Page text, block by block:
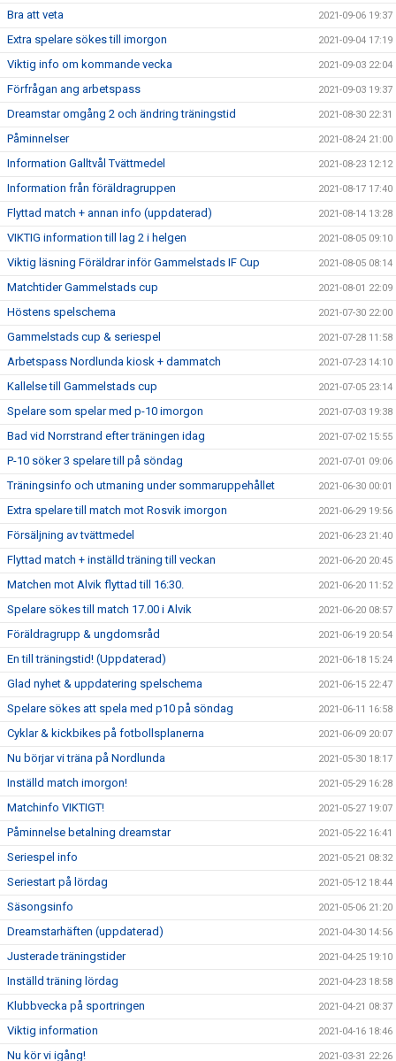
Bra att veta 2021-09-06 19:37
Extra spelare sökes till imorgon 2021-09-04 17:19
Viktig info om kommande vecka 2021-09-03 22:04
Förfrågan ang arbetspass 2021-09-03 19:37
Dreamstar omgång 2 och ändring träningstid 2021-08-30 22:31
Påminnelser 2021-08-24 21:00
Information Galltvål Tvättmedel 2021-08-23 12:12
Information från föräldragruppen 2021-08-17 17:40
Flyttad match + annan info (uppdaterad) 2021-08-14 13:28
VIKTIG information till lag 2 i helgen 2021-08-05 09:10
Viktig läsning Föräldrar inför Gammelstads IF Cup 2021-08-05 08:14
Matchtider Gammelstads cup 2021-08-01 22:09
Höstens spelschema 2021-07-30 22:00
Gammelstads cup & seriespel 2021-07-28 11:58
Arbetspass Nordlunda kiosk + dammatch 2021-07-23 14:10
Kallelse till Gammelstads cup 2021-07-05 23:14
Spelare som spelar med p-10 imorgon 2021-07-03 19:38
Bad vid Norrstrand efter träningen idag 2021-07-02 15:55
P-10 söker 3 spelare till på söndag 2021-07-01 09:06
Träningsinfo och utmaning under sommaruppehållet 2021-06-30 00:01
Extra spelare till match mot Rosvik imorgon 2021-06-29 19:56
Försäljning av tvättmedel 2021-06-23 21:40
Flyttad match + inställd träning till veckan 2021-06-20 20:45
Matchen mot Alvik flyttad till 16:30. 2021-06-20 11:52
Spelare sökes till match 17.00 i Alvik 2021-06-20 08:57
Föräldragrupp & ungdomsråd 2021-06-19 20:54
En till träningstid! (Uppdaterad) 2021-06-18 15:24
Glad nyhet & uppdatering spelschema 2021-06-15 22:47
Spelare sökes att spela med p10 på söndag 2021-06-11 16:58
Cyklar & kickbikes på fotbollsplanerna 2021-06-09 20:07
Nu börjar vi träna på Nordlunda 2021-05-30 18:17
Inställd match imorgon! 2021-05-29 16:28
Matchinfo VIKTIGT! 2021-05-27 19:07
Påminnelse betalning dreamstar 2021-05-22 16:41
Seriespel info 2021-05-21 08:32
Seriestart på lördag 2021-05-12 18:44
Säsongsinfo 2021-05-06 21:20
Dreamstarhäften (uppdaterad) 2021-04-30 14:56
Justerade träningstider 2021-04-25 19:10
Inställd träning lördag 2021-04-23 18:58
Klubbvecka på sportringen 2021-04-21 08:37
Viktig information 2021-04-16 18:46
Nu kör vi igång! 2021-03-31 22:26